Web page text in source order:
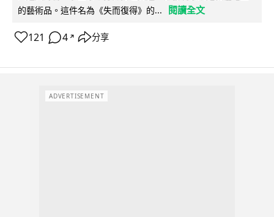
的藝術品。這件名為《失而復得》的...
閱讀全文
121 4 ↗ 分享
ADVERTISEMENT